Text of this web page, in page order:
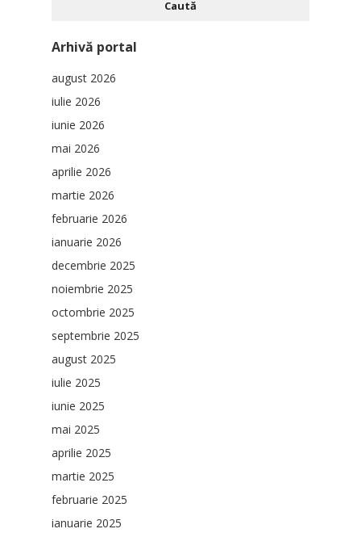
Arhivă portal
august 2026
iulie 2026
iunie 2026
mai 2026
aprilie 2026
martie 2026
februarie 2026
ianuarie 2026
decembrie 2025
noiembrie 2025
octombrie 2025
septembrie 2025
august 2025
iulie 2025
iunie 2025
mai 2025
aprilie 2025
martie 2025
februarie 2025
ianuarie 2025